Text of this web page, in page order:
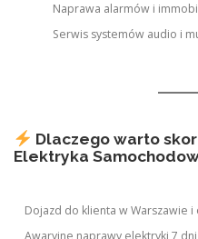
Naprawa alarmów i
Serwis systemów audio i
Dlaczego warto
Elektryka
Dojazd do klienta w Warszawie i